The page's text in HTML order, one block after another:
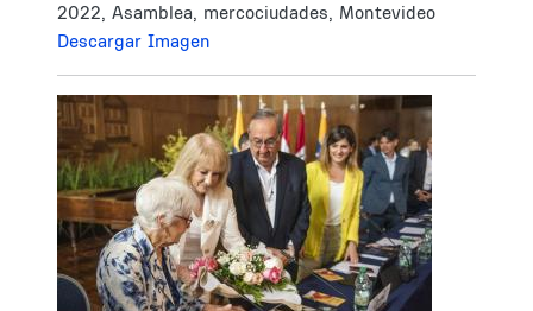
2022, Asamblea, mercociudades, Montevideo
Descargar Imagen